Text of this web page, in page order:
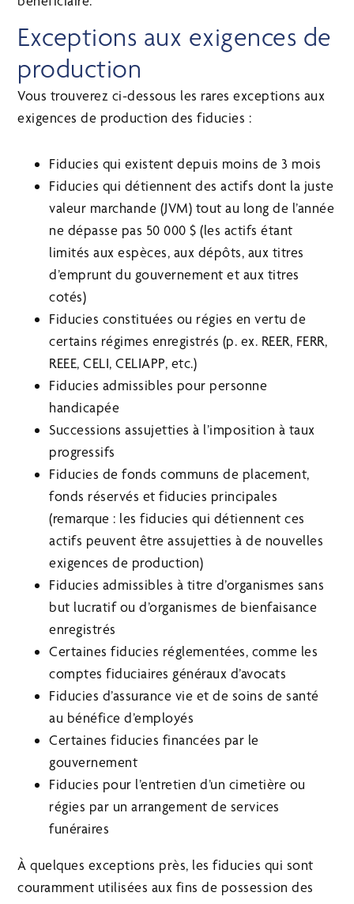
Exceptions aux exigences de
production
Vous trouverez ci-dessous les rares exceptions aux
exigences de production des fiducies :
Fiducies qui existent depuis moins de 3 mois
Fiducies qui détiennent des actifs dont la juste
valeur marchande (JVM) tout au long de l’année
ne dépasse pas 50 000 $ (les actifs étant
limités aux espèces, aux dépôts, aux titres
d’emprunt du gouvernement et aux titres
cotés)
Fiducies constituées ou régies en vertu de
certains régimes enregistrés (p. ex. REER, FERR,
REEE, CELI, CELIAPP, etc.)
Fiducies admissibles pour personne
handicapée
Successions assujetties à l’imposition à taux
progressifs
Fiducies de fonds communs de placement,
fonds réservés et fiducies principales
(remarque : les fiducies qui détiennent ces
actifs peuvent être assujetties à de nouvelles
exigences de production)
Fiducies admissibles à titre d’organismes sans
but lucratif ou d’organismes de bienfaisance
enregistrés
Certaines fiducies réglementées, comme les
comptes fiduciaires généraux d’avocats
Fiducies d’assurance vie et de soins de santé
au bénéfice d’employés
Certaines fiducies financées par le
gouvernement
Fiducies pour l’entretien d’un cimetière ou
régies par un arrangement de services
funéraires
À quelques exceptions près, les fiducies qui sont
couramment utilisées aux fins de possession des